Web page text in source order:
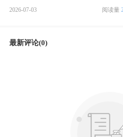
2026-07-03 阅读量
最新评论(0)